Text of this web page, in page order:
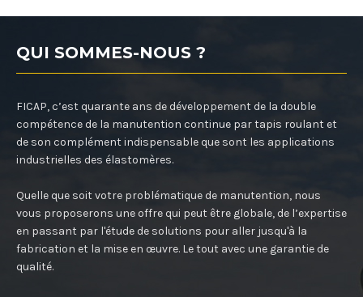
QUI SOMMES-NOUS ?
FICAP, c’est quarante ans de développement de la double
compétence de la manutention continue par tapis roulant et
de son complément indispensable que sont les applications
industrielles des élastomères.
Quelle que soit votre problématique de manutention, nous
vous proposerons une offre qui peut être globale, de l’expertise
en passant par l'étude de solutions pour aller jusqu'à la
fabrication et la mise en œuvre. Le tout avec une garantie de
qualité.